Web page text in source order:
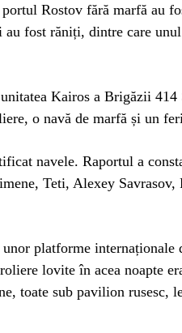
Rostov fără marfă au
fost răniți, dintre care
Kairos a Brigăzii 414
o navă de marfă și un
navele. Raportul a
Teti, Alexey Savrasov,
platforme internaționale
lovite în acea noapte
toate sub pavilion rusesc,